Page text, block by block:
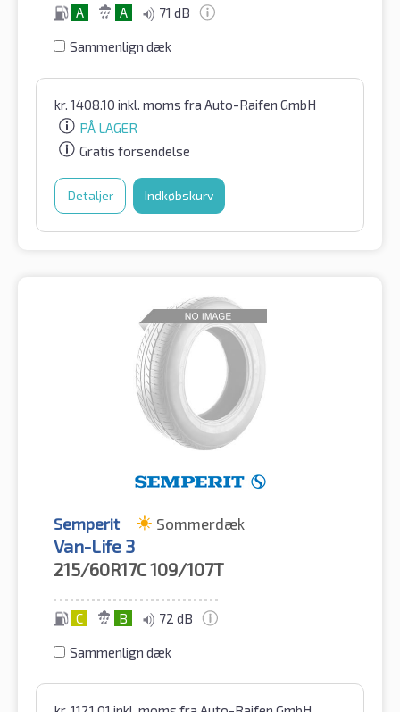
A A 71 dB
Sammenlign dæk
kr. 1408.10 inkl. moms fra Auto-Raifen GmbH
PÅ LAGER
Gratis forsendelse
Detaljer Indkøbskurv
Semperit Sommerdæk
Van-Life 3
215/60R17C109/107T
C B 72 dB
Sammenlign dæk